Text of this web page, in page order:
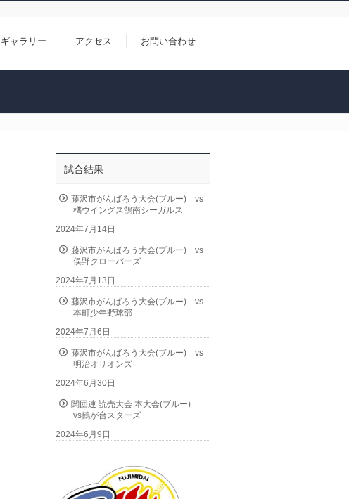
ギャラリー アクセス お問い合わせ
試合結果
藤沢市がんばろう大会(ブルー) vs
橘ウイングス鵠南シーガルス
2024年7月14日
藤沢市がんばろう大会(ブルー) vs
俣野クローバーズ
2024年7月13日
藤沢市がんばろう大会(ブルー) vs
本町少年野球部
2024年7月6日
藤沢市がんばろう大会(ブルー) vs
明治オリオンズ
2024年6月30日
関団連 読売大会 本大会(ブルー)
vs鶴が台スターズ
2024年6月9日